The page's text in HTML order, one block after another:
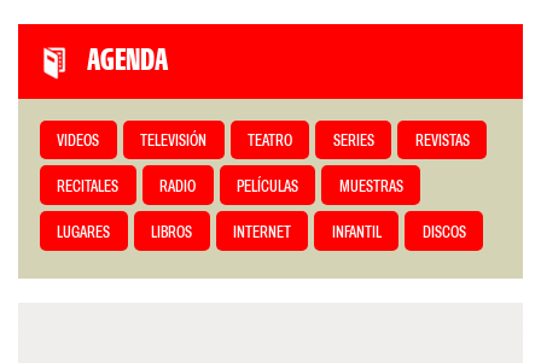
AGENDA
VIDEOS TELEVISIÓN TEATRO SERIES REVISTAS
RECITALES RADIO PELÍCULAS MUESTRAS
LUGARES LIBROS INTERNET INFANTIL DISCOS